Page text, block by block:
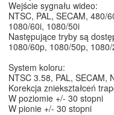
Wejście sygnału wideo:
NTSC, PAL, SECAM,
1080/60i, 1080/50i
Następujące tryby są
1080/60p, 1080/50p,
System koloru:
NTSC 3.58, PAL, SECAM,
Korekcja zniekształceń
W poziomie +/- 30 stopni
W pionie +/- 30 stopni